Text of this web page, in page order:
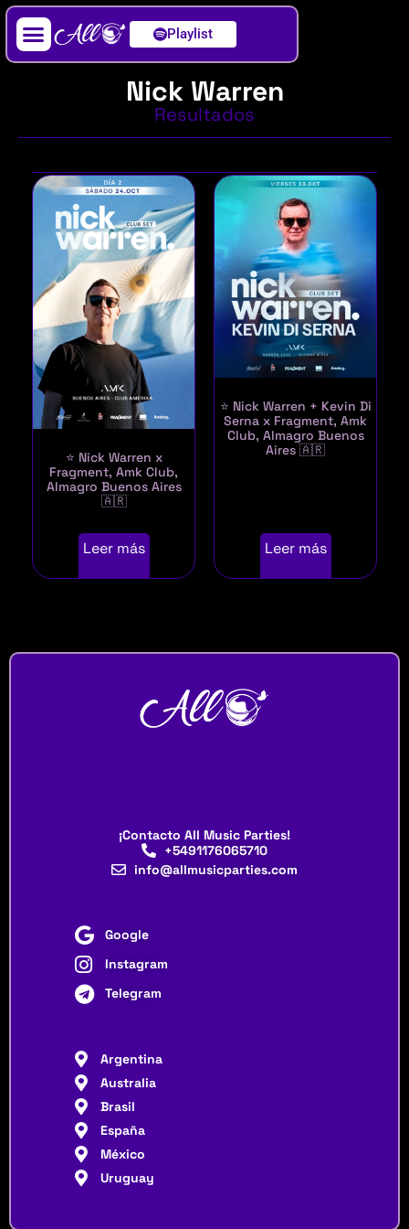
Playlist
Nick Warren
Resultados
⭐ Nick Warren x
Fragment, Amk Club,
Almagro Buenos Aires
🇦🇷
Leer más
⭐ Nick Warren + Kevin Di
Serna x Fragment, Amk
Club, Almagro Buenos
Aires 🇦🇷
Leer más
¡Contacto All Music Parties!
+5491176065710
info@allmusicparties.com
Google
Instagram
Telegram
Argentina
Australia
Brasil
España
México
Uruguay